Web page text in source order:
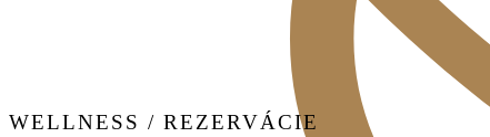
WELLNESS / REZERVÁCIE